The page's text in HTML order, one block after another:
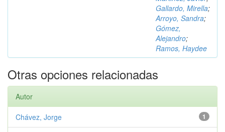
Gallardo, Mirella;
Arroyo, Sandra;
Gómez,
Alejandro;
Ramos, Haydee
Otras opciones relacionadas
Autor
1
Chávez, Jorge